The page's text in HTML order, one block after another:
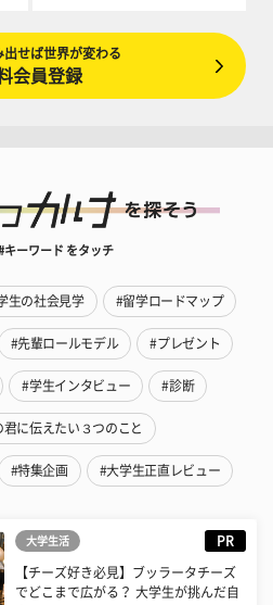
出せば世界が変わる
会員登録
キーワード をタッチ
生の社会見学 #留学ロードマップ
#先輩ロールモデル #プレゼント
#学生インタビュー #診断
君に伝えたい３つのこと
#特集企画 #大学生正直レビュー
大学生活 PR
【チーズ好き必見】ブッラータチーズ
でどこまで広がる？ 大学生が挑んだ自